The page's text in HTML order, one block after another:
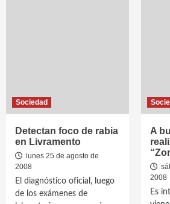
Sociedad
Detectan foco de rabia
en Livramento
lunes 25 de agosto de
2008
El diagnóstico oficial, luego
de los exámenes de
A
2008
Es